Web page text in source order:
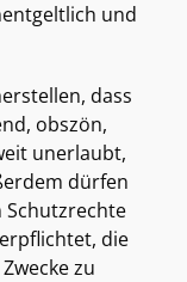
und
dass
obszön,
unerlaubt,
dürfen
Schutzrechte
die
zu